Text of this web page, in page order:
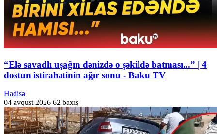
“Elə savadlı uşağın dənizdə o şəkildə batması...” | 4
dostun istirahətinin ağır sonu - Baku TV
Hadisə
04 avqust 2026 62 baxış